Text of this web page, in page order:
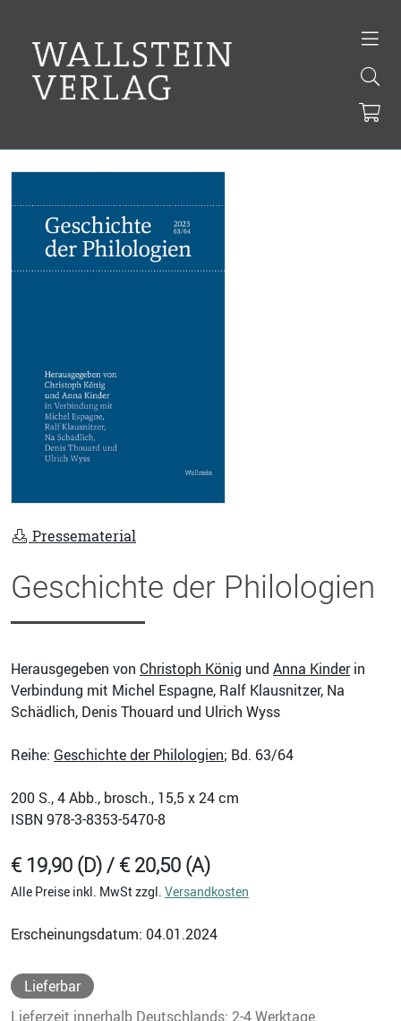
Pressematerial
Geschichte der Philologien
Herausgegeben von Christoph König und Anna Kinderin
Verbindung mit Michel Espagne, Ralf Klausnitzer, Na
Schädlich, Denis Thouard und Ulrich Wyss
Reihe: Geschichte der Philologien; Bd. 63/64
200 S., 4 Abb., brosch., 15,5 x 24 cm
ISBN 978-3-8353-5470-8
€ 19,90 (D) / € 20,50 (A)
Alle Preise inkl. MwSt zzgl. Versandkosten
Erscheinungsdatum: 04.01.2024
Lieferbar
Lieferzeit innerhalb Deutschlands: 2-4 Werktage